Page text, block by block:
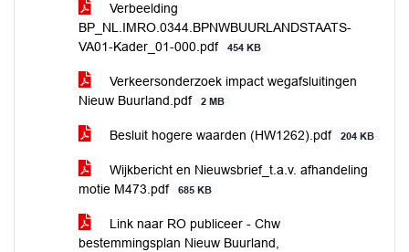
Verbeelding
BP_NL.IMRO.0344.BPNWBUURLANDSTAATS-
VA01-Kader_01-000.pdf
454 KB
Verkeersonderzoek impact wegafsluitingen
Nieuw Buurland.pdf
2 MB
Besluit hogere waarden (HW1262).pdf 204 KB
Wijkbericht en Nieuwsbrief_t.a.v. afhandeling
motie M473.pdf
685 KB
Link naar RO publiceer - Chw
bestemmingsplan Nieuw Buurland,